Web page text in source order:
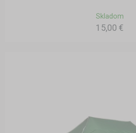
Skladom
15,00 €